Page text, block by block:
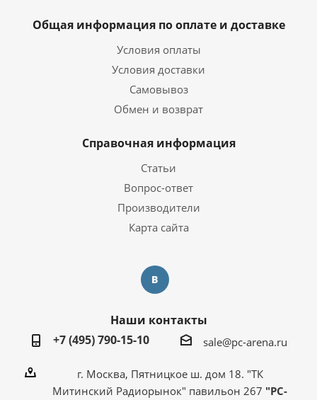
Общая информация по оплате и доставке
Условия оплаты
Условия доставки
Самовывоз
Обмен и возврат
Справочная информация
Статьи
Вопрос-ответ
Производители
Карта сайта
Наши контакты
+7 (495) 790-15-10
sale@pc-arena.ru
г. Москва, Пятницкое ш. дом 18. "ТК
Митинский Радиорынок" павильон 267 "PC-